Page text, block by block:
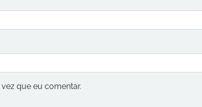
que eu comentar.